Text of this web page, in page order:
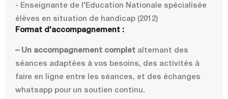
- Enseignante de l'Education Nationale spécialisée
élèves en situation de handicap (2012)
Format d'accompagnement :
– Un accompagnement complet alternant des
séances adaptées à vos besoins, des activités à
faire en ligne entre les séances, et des échanges
whatsapp pour un soutien continu.